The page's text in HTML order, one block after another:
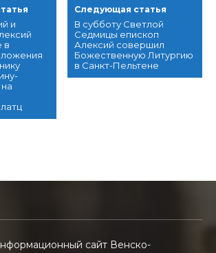
и
в
Следующая статья
В субботу Светлой
Седмицы епископ
Алексий совершил
Божественную Литургию
в Санкт-Пельтене
сайт Венско-